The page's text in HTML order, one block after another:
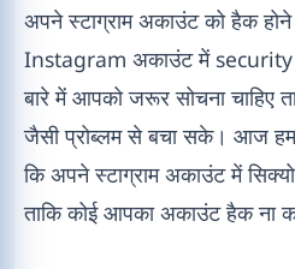
अपने स्टाग्राम अकाउंट को हैक
Instagram अकाउंट में
बारे में आपको जरूर सोचना चाहिए
जैसी प्रोब्लम से बचा सके। आज
कि अपने स्टाग्राम अकाउंट में
ताकि कोई आपका अकाउंट हैक ना